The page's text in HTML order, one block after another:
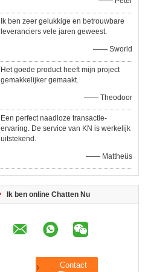
Ik ben zeer gelukkige en betrouwbare
leveranciers vele jaren geweest.
—— Sworld
Het goede product heeft mijn project
gemakkelijker gemaakt.
—— Theodoor
Een perfect naadloze transactie-
ervaring. De service van KN is werkelijk
uitstekend.
—— Mattheüs
Ik ben online Chatten Nu